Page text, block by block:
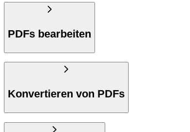
PDFs bearbeiten
Konvertieren von PDFs